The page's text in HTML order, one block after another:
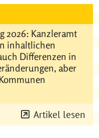
2026: Kanzleramt
inhaltlichen
Differenzen in
aber
Artikel lesen